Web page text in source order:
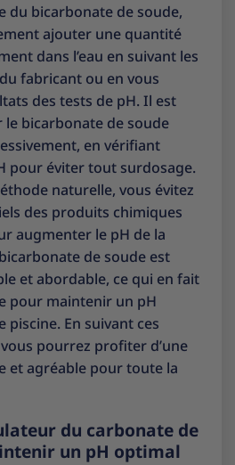
du bicarbonate de soude,
ajouter une quantité
dans l’eau en suivant les
fabricant ou en vous
des tests de pH. Il est
le bicarbonate de soude
en vérifiant
pour éviter tout surdosage.
naturelle, vous évitez
des produits chimiques
augmenter le pH de la
de soude est
et abordable, ce qui en fait
pour maintenir un pH
piscine. En suivant ces
pourrez profiter d’une
et agréable pour toute la
du carbonate de
un pH optimal